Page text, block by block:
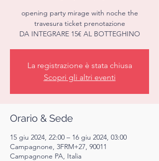
opening party mirage with noche the
travesura ticket prenotazione
DA INTEGRARE 15€ AL BOTTEGHINO
La registrazione è stata chiusa
Scopri gli altri eventi
Orario & Sede
15 giu 2024, 22:00 – 16 giu 2024, 03:00
Campagnone, 3FRM+27, 90011
Campagnone PA, Italia